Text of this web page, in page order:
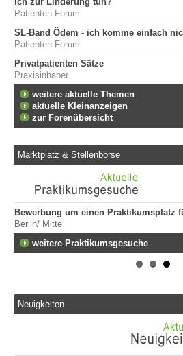
Patienten-Forum
SL-Band Ödem - ich komme einfach
Patienten-Forum
Privatpatienten Sätze
Praxisinhaber
weitere aktuelle Themen
aktuelle Kleinanzeigen
zur Forenübersicht
Marktplatz & Stellenbörse
Bewerbung um einen Praktikumsplatz
Berlin/ Mitte
weitere Praktikumsgesuche
Neuigkeiten